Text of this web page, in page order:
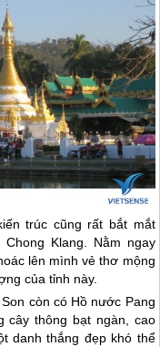
trúc cũng rất bắt mắt
Klang. Nằm ngay
lên mình vẻ thơ mộng
của tỉnh này.
còn có Hồ nước Pang
thông bạt ngàn, cao
danh thắng đẹp khó thể